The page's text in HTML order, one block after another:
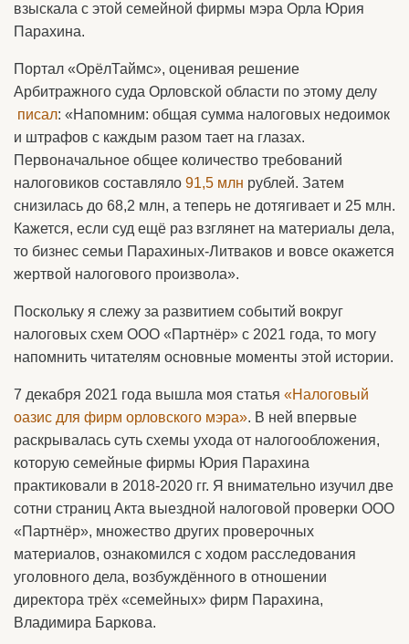
взыскала с этой семейной фирмы мэра Орла Юрия
Парахина.
Портал «ОрёлТаймс», оценивая решение
Арбитражного суда Орловской области по этому делу
писал: «Напомним: общая сумма налоговых недоимок
и штрафов с каждым разом тает на глазах.
Первоначальное общее количество требований
налоговиков составляло 91,5 млн рублей. Затем
снизилась до 68,2 млн, а теперь не дотягивает и 25 млн.
Кажется, если суд ещё раз взглянет на материалы дела,
то бизнес семьи Парахиных-Литваков и вовсе окажется
жертвой налогового произвола».
Поскольку я слежу за развитием событий вокруг
налоговых схем ООО «Партнёр» с 2021 года, то могу
напомнить читателям основные моменты этой истории.
7 декабря 2021 года вышла моя статья «Налоговый
оазис для фирм орловского мэра». В ней впервые
раскрывалась суть схемы ухода от налогообложения,
которую семейные фирмы Юрия Парахина
практиковали в 2018-2020 гг. Я внимательно изучил две
сотни страниц Акта выездной налоговой проверки ООО
«Партнёр», множество других проверочных
материалов, ознакомился с ходом расследования
уголовного дела, возбуждённого в отношении
директора трёх «семейных» фирм Парахина,
Владимира Баркова.